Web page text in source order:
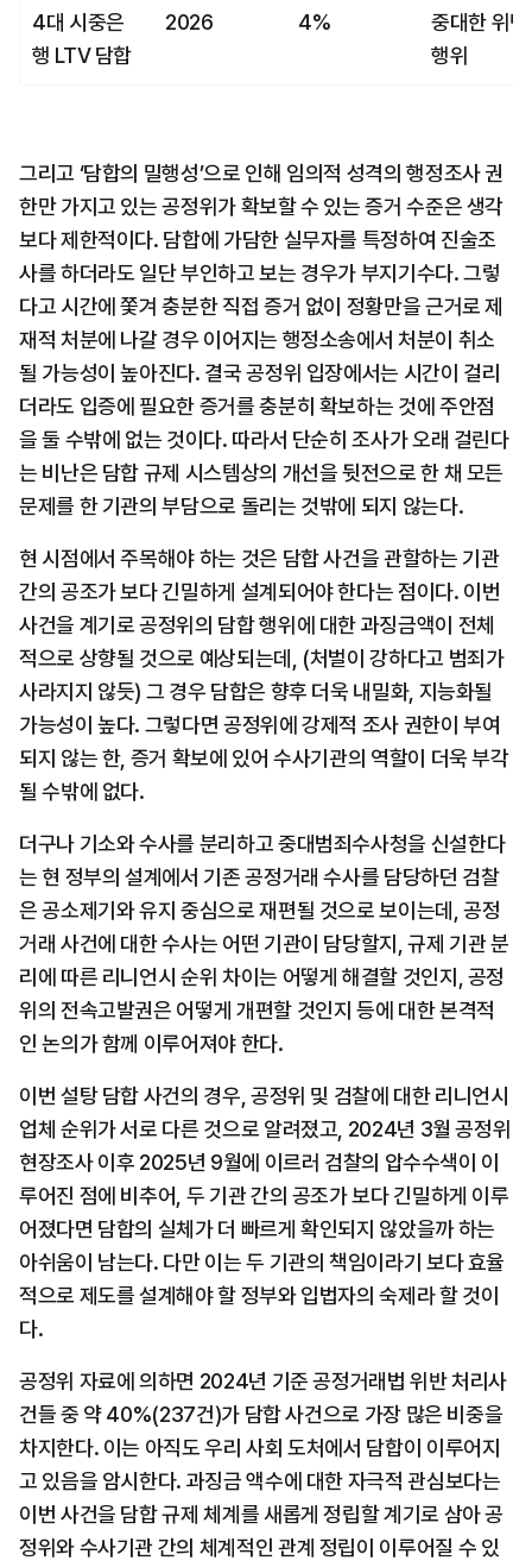
4대 시중은
행 LTV 담합
2026 4%
중대한 위반
행위
그리고 ‘담합의 밀행성’으로 인해 임의적 성격의 행정조사 권
한만 가지고 있는 공정위가 확보할 수 있는 증거 수준은 생각
보다 제한적이다. 담합에 가담한 실무자를 특정하여 진술조
사를 하더라도 일단 부인하고 보는 경우가 부지기수다. 그렇
다고 시간에 쫓겨 충분한 직접 증거 없이 정황만을 근거로 제
재적 처분에 나갈 경우 이어지는 행정소송에서 처분이 취소
될 가능성이 높아진다. 결국 공정위 입장에서는 시간이 걸리
더라도 입증에 필요한 증거를 충분히 확보하는 것에 주안점
을 둘 수밖에 없는 것이다. 따라서 단순히 조사가 오래 걸린다
는 비난은 담합 규제 시스템상의 개선을 뒷전으로 한 채 모든
문제를 한 기관의 부담으로 돌리는 것밖에 되지 않는다.
현 시점에서 주목해야 하는 것은 담합 사건을 관할하는 기관
간의 공조가 보다 긴밀하게 설계되어야 한다는 점이다. 이번
사건을 계기로 공정위의 담합 행위에 대한 과징금액이 전체
적으로 상향될 것으로 예상되는데, (처벌이 강하다고 범죄가
사라지지 않듯) 그 경우 담합은 향후 더욱 내밀화, 지능화될
가능성이 높다. 그렇다면 공정위에 강제적 조사 권한이 부여
되지 않는 한, 증거 확보에 있어 수사기관의 역할이 더욱 부각
될 수밖에 없다.
더구나 기소와 수사를 분리하고 중대범죄수사청을 신설한다
는 현 정부의 설계에서 기존 공정거래 수사를 담당하던 검찰
은 공소제기와 유지 중심으로 재편될 것으로 보이는데, 공정
거래 사건에 대한 수사는 어떤 기관이 담당할지, 규제 기관 분
리에 따른 리니언시 순위 차이는 어떻게 해결할 것인지, 공정
위의 전속고발권은 어떻게 개편할 것인지 등에 대한 본격적
인 논의가 함께 이루어져야 한다.
이번 설탕 담합 사건의 경우, 공정위 및 검찰에 대한 리니언시
업체 순위가 서로 다른 것으로 알려졌고, 2024년 3월 공정위
현장조사 이후 2025년 9월에 이르러 검찰의 압수수색이 이
루어진 점에 비추어, 두 기관 간의 공조가 보다 긴밀하게 이루
어졌다면 담합의 실체가 더 빠르게 확인되지 않았을까 하는
아쉬움이 남는다. 다만 이는 두 기관의 책임이라기 보다 효율
적으로 제도를 설계해야 할 정부와 입법자의 숙제라 할 것이
다.
공정위 자료에 의하면 2024년 기준 공정거래법 위반 처리사
건들 중 약 40%(237건)가 담합 사건으로 가장 많은 비중을
차지한다. 이는 아직도 우리 사회 도처에서 담합이 이루어지
고 있음을 암시한다. 과징금 액수에 대한 자극적 관심보다는
이번 사건을 담합 규제 체계를 새롭게 정립할 계기로 삼아 공
정위와 수사기관 간의 체계적인 관계 정립이 이루어질 수 있